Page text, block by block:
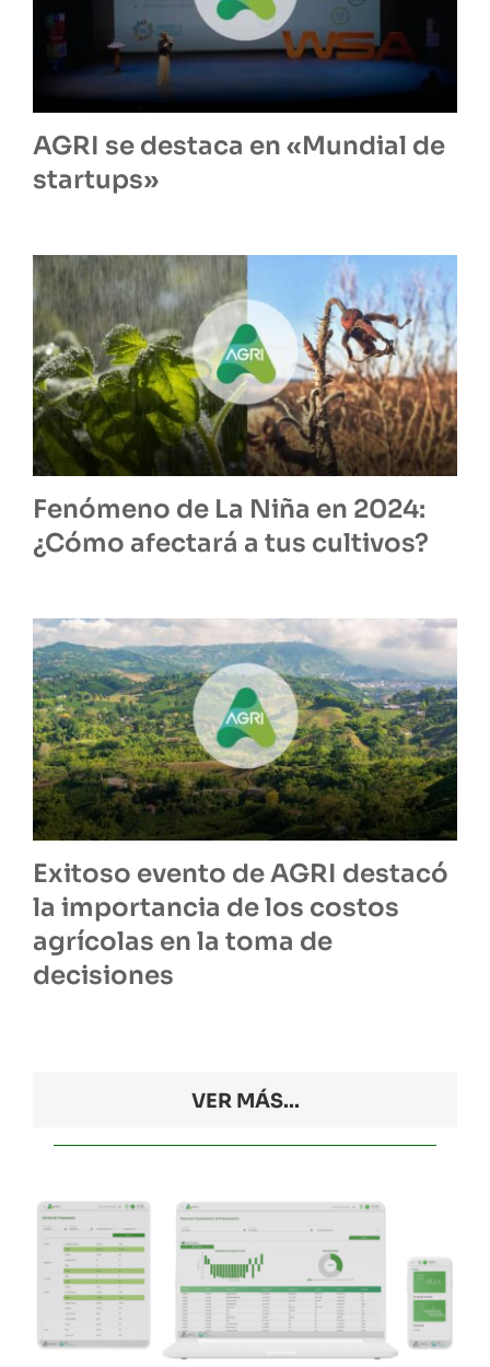
AGRI se destaca en «Mundial de
startups»
Fenómeno de La Niña en 2024:
¿Cómo afectará a tus cultivos?
Exitoso evento de AGRI destacó
la importancia de los costos
agrícolas en la toma de
decisiones
VER MÁS...